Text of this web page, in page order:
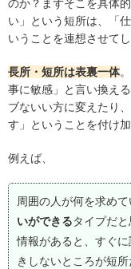
のか？まずそこを具体
い」という短所は、「
いうことを連想させてし
長所・短所は表裏一体
事に敏感」と言い換え
ブないい方に変えたり
す」ということを付け
例えば、
周囲の人が何を求め
いができるタイプだと
情報があると、すぐ
きしないところが短